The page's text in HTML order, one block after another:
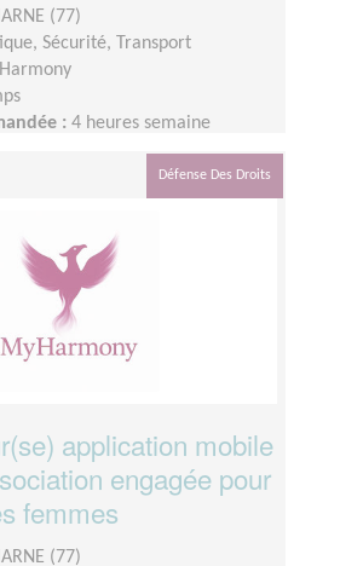
(77)
Sécurité, Transport
: 4 heures semaine
Défense Des Droits
application mobile
engagée pour
femmes
(77)